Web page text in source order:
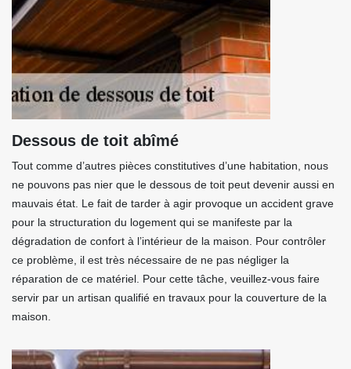
Dessous de toit abîmé
Tout comme d’autres pièces constitutives d’une habitation, nous
ne pouvons pas nier que le dessous de toit peut devenir aussi en
mauvais état. Le fait de tarder à agir provoque un accident grave
pour la structuration du logement qui se manifeste par la
dégradation de confort à l’intérieur de la maison. Pour contrôler
ce problème, il est très nécessaire de ne pas négliger la
réparation de ce matériel. Pour cette tâche, veuillez-vous faire
servir par un artisan qualifié en travaux pour la couverture de la
maison.